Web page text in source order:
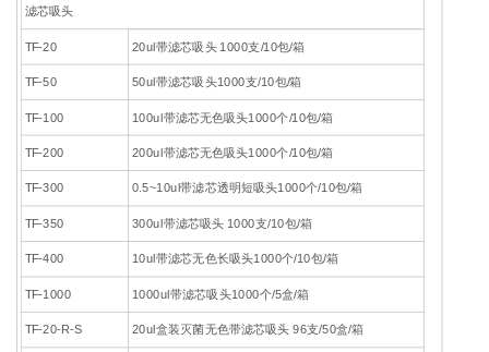
滤芯吸头
TF-20 20ul带滤芯吸头 1000支/10包/箱
TF-50 50ul带滤芯吸头1000支/10包/箱
TF-100 100ul带滤芯无色吸头1000个/10包/箱
TF-200 200ul带滤芯无色吸头1000个/10包/箱
TF-300 0.5~10ul带滤芯透明短吸头1000个/10包/箱
TF-350 300ul带滤芯吸头 1000支/10包/箱
TF-400 10ul带滤芯无色长吸头1000个/10包/箱
TF-1000 1000ul带滤芯吸头1000个/5盒/箱
TF-20-R-S 20ul盒装灭菌无色带滤芯吸头 96支/50盒/箱